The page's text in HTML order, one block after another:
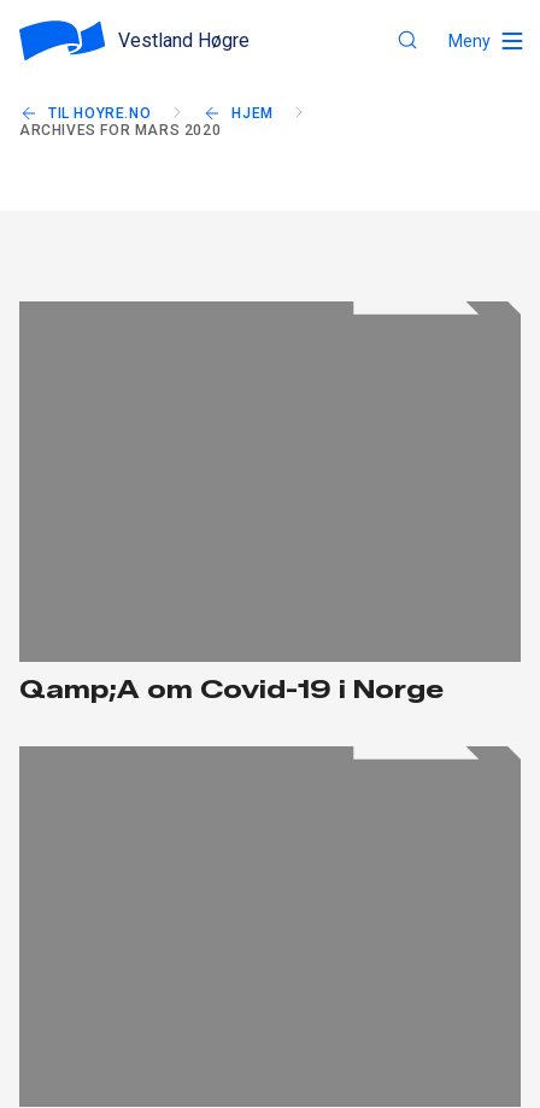
Vestland Høgre Meny
TIL HOYRE.NO
HJEM
ARCHIVES FOR MARS 2020
Qamp;A om Covid-19 i Norge